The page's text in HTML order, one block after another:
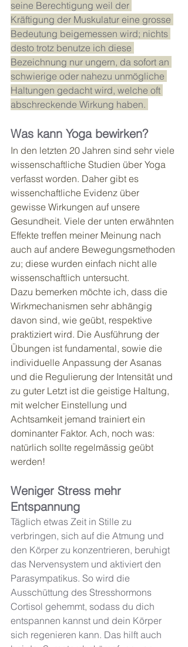
seine Berechtigung weil der
Kräftigung der Muskulatur eine grosse
Bedeutung beigemessen wird; nichts
desto trotz benutze ich diese
Bezeichnung nur ungern, da sofort an
schwierige oder nahezu unmögliche
Haltungen gedacht wird, welche oft
abschreckende Wirkung haben.
Was kann Yoga bewirken?
In den letzten 20 Jahren sind sehr viele
wissenschaftliche Studien über Yoga
verfasst worden. Daher gibt es
wissenchaftliche Evidenz über
gewisse Wirkungen auf unsere
Gesundheit. Viele der unten erwähnten
Effekte treffen meiner Meinung nach
auch auf andere Bewegungsmethoden
zu; diese wurden einfach nicht alle
wissenschaftlich untersucht.
Dazu bemerken möchte ich, dass die
Wirkmechanismen sehr abhängig
davon sind, wie geübt, respektive
praktiziert wird. Die Ausführung der
Übungen ist fundamental, sowie die
individuelle Anpassung der Asanas
und die Regulierung der Intensität und
zu guter Letzt ist die geistige Haltung,
mit welcher Einstellung und
Achtsamkeit jemand trainiert ein
dominanter Faktor. Ach, noch was:
natürlich sollte regelmässig geübt
werden!
Weniger Stress mehr
Entspannung
Täglich etwas Zeit in Stille zu
verbringen, sich auf die Atmung und
den Körper zu konzentrieren, beruhigt
das Nervensystem und aktiviert den
Parasympatikus. So wird die
Ausschüttung des Stresshormons
Cortisol gehemmt, sodass du dich
entspannen kannst und dein Körper
sich regenieren kann. Das hilft auch